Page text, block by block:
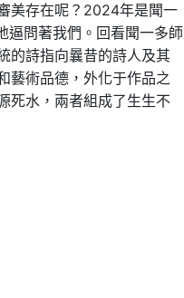
美存在呢？2024年是聞一
逼問著我們。回看聞一多師
的詩指向曩昔的詩人及其
藝術品德，外化于作品之
死水，兩者組成了生生不